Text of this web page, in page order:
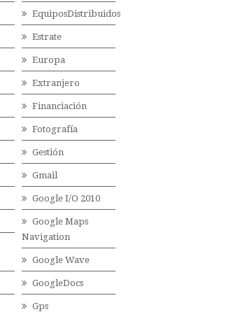
EquiposDistribuidos
Estrate
Europa
Extranjero
Financiación
Fotografía
Gestión
Gmail
Google I/O 2010
Google Maps
Navigation
Google Wave
GoogleDocs
Gps